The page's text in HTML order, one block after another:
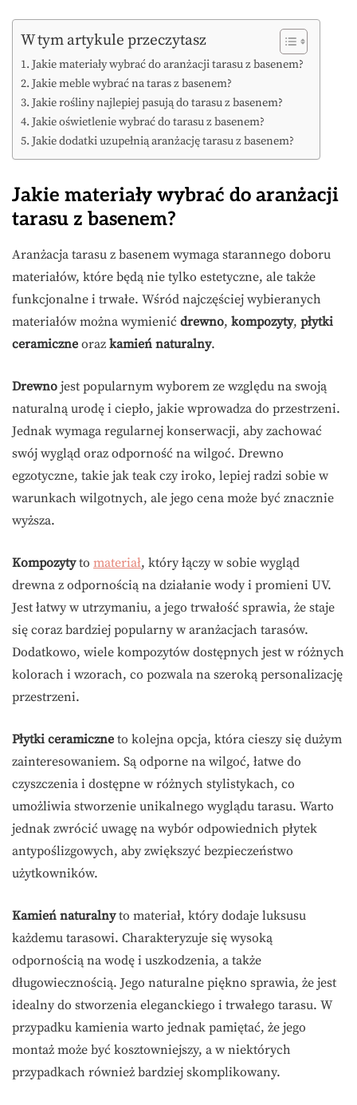
W tym artykule przeczytasz
Jakie materiały wybrać do aranżacji tarasu z basenem?
Jakie meble wybrać na taras z basenem?
Jakie rośliny najlepiej pasują do tarasu z basenem?
Jakie oświetlenie wybrać do tarasu z basenem?
Jakie dodatki uzupełnią aranżację tarasu z basenem?
Jakie materiały wybrać do aranżacji
tarasu z basenem?
Aranżacja tarasu z basenem wymaga starannego doboru
materiałów, które będą nie tylko estetyczne, ale także
funkcjonalne i trwałe. Wśród najczęściej wybieranych
materiałów można wymienić drewno, kompozyty, płytki
ceramiczne oraz kamień naturalny.
Drewno jest popularnym wyborem ze względu na swoją
naturalną urodę i ciepło, jakie wprowadza do przestrzeni.
Jednak wymaga regularnej konserwacji, aby zachować
swój wygląd oraz odporność na wilgoć. Drewno
egzotyczne, takie jak teak czy iroko, lepiej radzi sobie w
warunkach wilgotnych, ale jego cena może być znacznie
wyższa.
Kompozytyto materiał, który łączy w sobie wygląd
drewna z odpornością na działanie wody i promieni UV.
Jest łatwy w utrzymaniu, a jego trwałość sprawia, że staje
się coraz bardziej popularny w aranżacjach tarasów.
Dodatkowo, wiele kompozytów dostępnych jest w różnych
kolorach i wzorach, co pozwala na szeroką personalizację
przestrzeni.
Płytki ceramiczne to kolejna opcja, która cieszy się dużym
zainteresowaniem. Są odporne na wilgoć, łatwe do
czyszczenia i dostępne w różnych stylistykach, co
umożliwia stworzenie unikalnego wyglądu tarasu. Warto
jednak zwrócić uwagę na wybór odpowiednich płytek
antypoślizgowych, aby zwiększyć bezpieczeństwo
użytkowników.
Kamień naturalnyto materiał, który dodaje luksusu
każdemu tarasowi. Charakteryzuje się wysoką
odpornością na wodę i uszkodzenia, a także
długowiecznością. Jego naturalne piękno sprawia, że jest
idealny do stworzenia eleganckiego i trwałego tarasu. W
przypadku kamienia warto jednak pamiętać, że jego
montaż może być kosztowniejszy, a w niektórych
przypadkach również bardziej skomplikowany.